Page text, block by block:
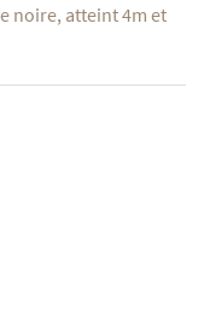
noire, atteint 4m et